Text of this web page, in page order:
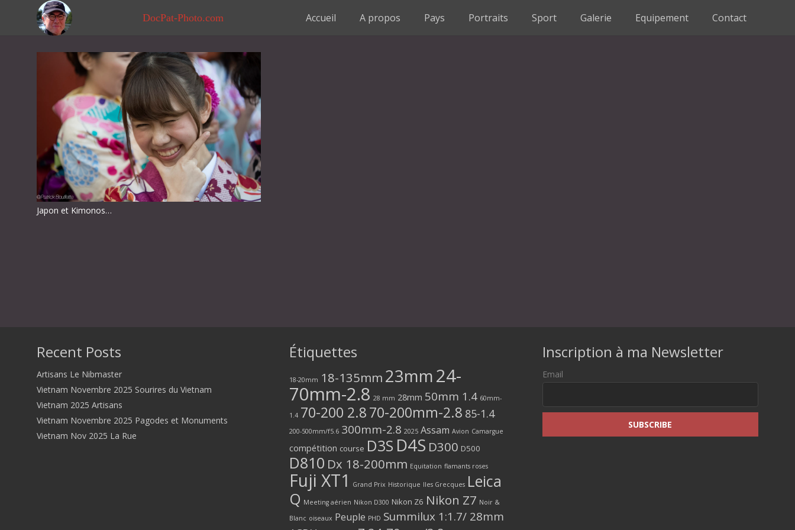
DocPat-Photo.com Accueil A propos Pays Portraits Sport Galerie Equipement Contact
Japon et Kimonos…
Recent Posts
Artisans Le Nibmaster
Vietnam Novembre 2025 Sourires du Vietnam
Vietnam 2025 Artisans
Vietnam Novembre 2025 Pagodes et Monuments
Vietnam Nov 2025 La Rue
Étiquettes
18-20mm 18-135mm 23mm24-
70mm-2.8 28 mm 28mm 50mm 1.4 60mm-
1.4 70-200 2.870-200mm-2.8 85-1.4
200-500mm/f5.6 300mm-2.8 2025 Assam Avion Camargue
compétition course D3S D4S D300 D500
D810 Dx 18-200mm Equitation flamants roses
Fuji XT1 Grand Prix Historique Iles Grecques Leica
Q Meeting aérien Nikon D300 Nikon Z6 Nikon Z7 Noir &
Blanc oiseaux Peuple PHD Summilux 1:1.7/ 28mm
Inscription à ma Newsletter
Email